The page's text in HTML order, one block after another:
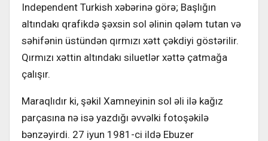
Independent Turkish xəbərinə görə; Başlığın
altındakı qrafikdə şəxsin sol əlinin qələm tutan və
səhifənin üstündən qırmızı xətt çəkdiyi göstərilir.
Qırmızı xəttin altındakı siluetlər xəttə çatmağa
çalışır.
Maraqlıdır ki, şəkil Xamneyinin sol əli ilə kağız
parçasına nə isə yazdığı əvvəlki fotoşəkilə
bənzəyirdi. 27 iyun 1981-ci ildə Ebuzer